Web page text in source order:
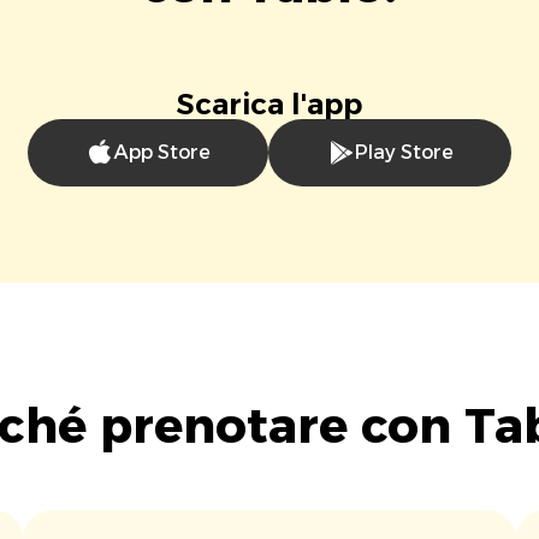
Scarica l'app
App Store Play Store
prenotare con